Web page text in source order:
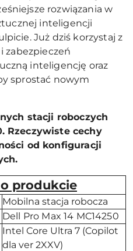
rozwiązania w
inteligencji
Już dziś korzystaj z
zabezpieczeń
inteligencję oraz
sprostać nowym
stacji roboczych
Rzeczywiste cechy
od konfiguracji
produkcie
Mobilna stacja robocza
Dell Pro Max 14 MC14250
Intel Core Ultra 7 (Copilot
dla ver 2XXV)